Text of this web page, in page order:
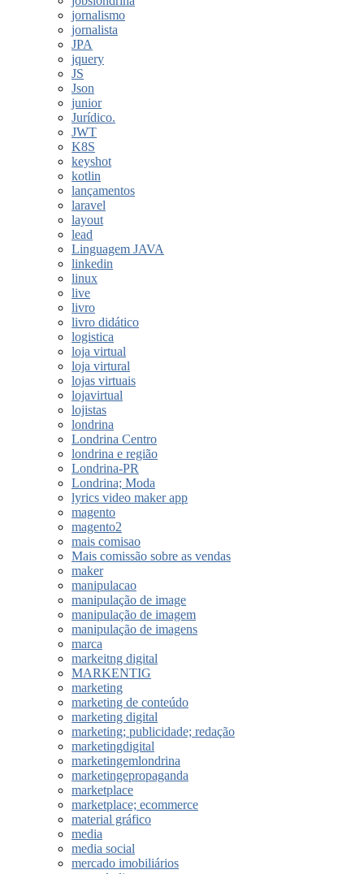
jornalismo
jornalista
JPA
jquery
JS
Json
junior
Jurídico.
JWT
K8S
keyshot
kotlin
lançamentos
laravel
layout
lead
Linguagem JAVA
linkedin
linux
live
livro
livro didático
logistica
loja virtual
loja virtural
lojas virtuais
lojavirtual
lojistas
londrina
Londrina Centro
londrina e região
Londrina-PR
Londrina; Moda
lyrics video maker app
magento
magento2
mais comisao
Mais comissão sobre as vendas
maker
manipulacao
manipulação de image
manipulação de imagem
manipulação de imagens
marca
markeitng digital
MARKENTIG
marketing
marketing de conteúdo
marketing digital
marketing; publicidade; redação
marketingdigital
marketingemlondrina
marketingepropaganda
marketplace
marketplace; ecommerce
material gráfico
media
media social
mercado imobiliários